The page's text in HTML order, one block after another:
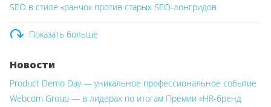
SEO в стиле «ранчо» против старых SEO-лонгридов
Показать больше
Новости
Product Demo Day — уникальное профессиональное событие
Webcom Group — в лидерах по итогам Премии «HR-бренд